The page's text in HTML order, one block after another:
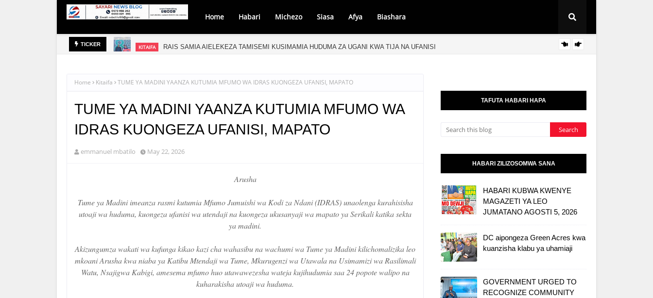
Home Habari Michezo Siasa Afya Biashara
TICKER KITAIFA RAIS SAMIA AIELEKEZA TAMISEMI KUSIMAMIA HUDUMA ZA UGANI KWA TIJA NA UFANISI
Home Kitaifa TUME YA MADINI YAANZA KUTUMIA MFUMO WA IDRAS KUONGEZA UFANISI, MAPATO
TUME YA MADINI YAANZA KUTUMIA MFUMO WA
IDRAS KUONGEZA UFANISI, MAPATO
emmanuel mbatilo May 22, 2026
Arusha
Tume ya Madini imeanza rasmi kutumia Mfumo Jumuishi wa Kodi za Ndani (IDRAS) unaolenga kurahisisha
utoaji wa huduma, kuongeza ufanisi wa utendaji na kuongeza ukusanyaji wa mapato ya Serikali katika sekta
ya madini.
Akizungumza wakati wa kufunga kikao kazi cha wahasibu na wachumi wa Tume ya Madini kilichomalizika leo
mkoani Arusha kwa niaba ya Katibu Mtendaji wa Tume, Mkurugenzi wa Utawala na Usimamizi wa Rasilimali
Watu, Nsajigwa Kabigi, amesema mfumo huo utawawezesha wateja kujihudumia saa 24 popote walipo na
kuharakisha utoaji wa huduma.
TAFUTA HABARI HAPA
HABARI ZILIZOSOMWA SANA
HABARI KUBWA KWENYE
MAGAZETI YA LEO
JUMATANO AGOSTI 5, 2026
DC aipongeza Green Acres kwa
kuanzisha klabu ya uhamiaji
GOVERNMENT URGED TO
RECOGNIZE COMMUNITY